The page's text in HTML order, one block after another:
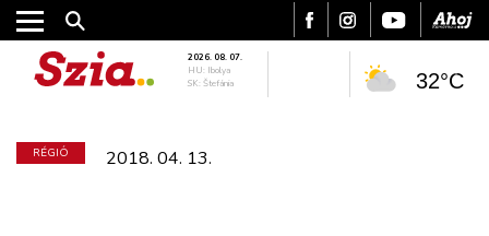
2026. 08. 07.
HU: Ibolya
SK: Štefánia
32°C
RÉGIÓ 2018. 04. 13.